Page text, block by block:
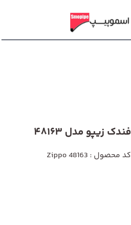
فندک زیپو مدل 48163
کد محصول : Zippo 48163